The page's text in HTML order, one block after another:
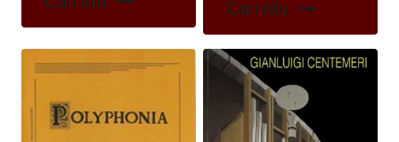
Carrello